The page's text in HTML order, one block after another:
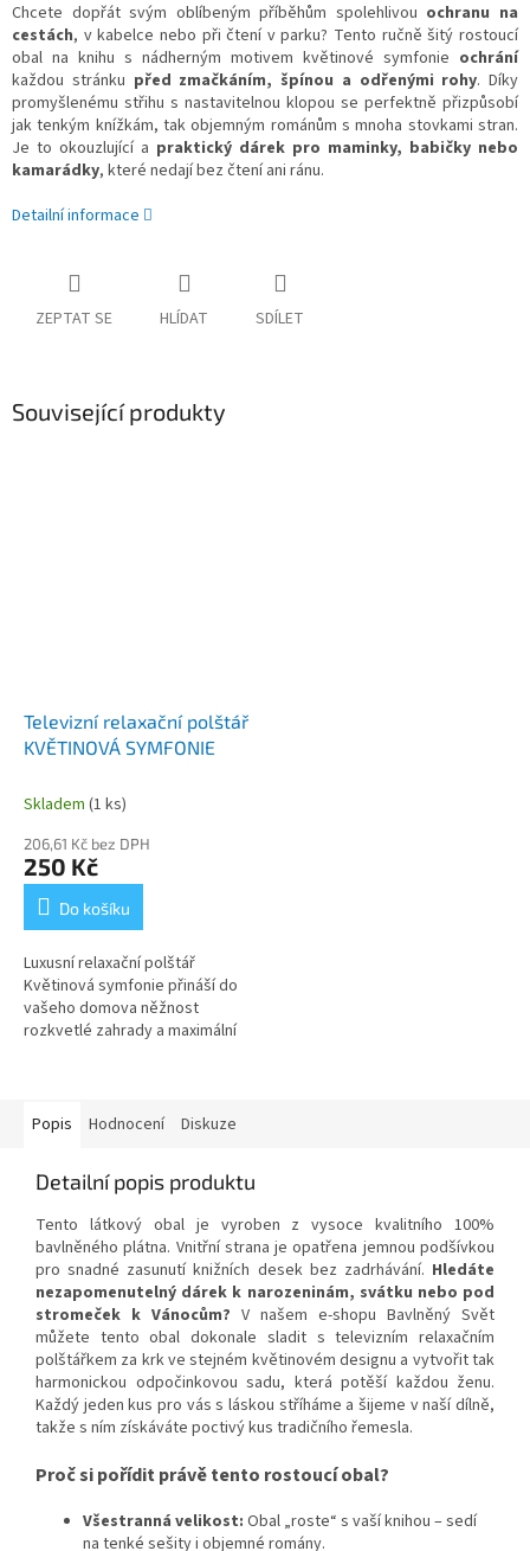
Chcete dopřát svým oblíbeným příběhům spolehlivou ochranu na
cestách, v kabelce nebo při čtení v parku? Tento ručně šitý rostoucí
obal na knihu s nádherným motivem květinové symfonie ochrání
každou stránku před zmačkáním, špínou a odřenými rohy. Díky
promyšlenému střihu s nastavitelnou klopou se perfektně přizpůsobí
jak tenkým knížkám, tak objemným románům s mnoha stovkami stran.
Je to okouzlující a praktický dárek pro maminky, babičky nebo
kamarádky, které nedají bez čtení ani ránu.
Detailní informace
ZEPTAT SE HLÍDAT SDÍLET
Související produkty
Televizní relaxační polštář
KVĚTINOVÁ SYMFONIE
Skladem (1 ks)
206,61 Kč bez DPH
250 Kč
Do košíku
Luxusní relaxační polštář
Květinová symfonie přináší do
vašeho domova něžnost
rozkvetlé zahrady a maximální
Popis
Hodnocení Diskuze
Detailní popis produktu
Tento látkový obal je vyroben z vysoce kvalitního 100%
bavlněného plátna. Vnitřní strana je opatřena jemnou podšívkou
pro snadné zasunutí knižních desek bez zadrhávání. Hledáte
nezapomenutelný dárek k narozeninám, svátku nebo pod
stromeček k Vánocům? V našem e-shopu Bavlněný Svět
můžete tento obal dokonale sladit s televizním relaxačním
polštářkem za krk ve stejném květinovém designu a vytvořit tak
harmonickou odpočinkovou sadu, která potěší každou ženu.
Každý jeden kus pro vás s láskou stříháme a šijeme v naší dílně,
takže s ním získáváte poctivý kus tradičního řemesla.
Proč si pořídit právě tento rostoucí obal?
Všestranná velikost: Obal „roste“ s vaší knihou – sedí
na tenké sešity i objemné romány.